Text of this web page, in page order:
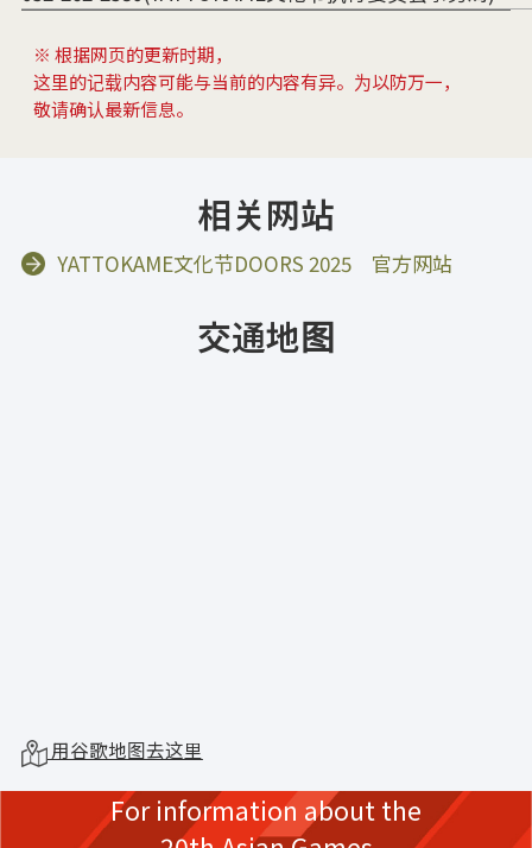
※ 根据网页的更新时期，
这里的记载内容可能与当前的内容有异。为以防万一，
敬请确认最新信息。
相关网站
YATTOKAME文化节DOORS 2025 官方网站
交通地图
用谷歌地图去这里
For information about the